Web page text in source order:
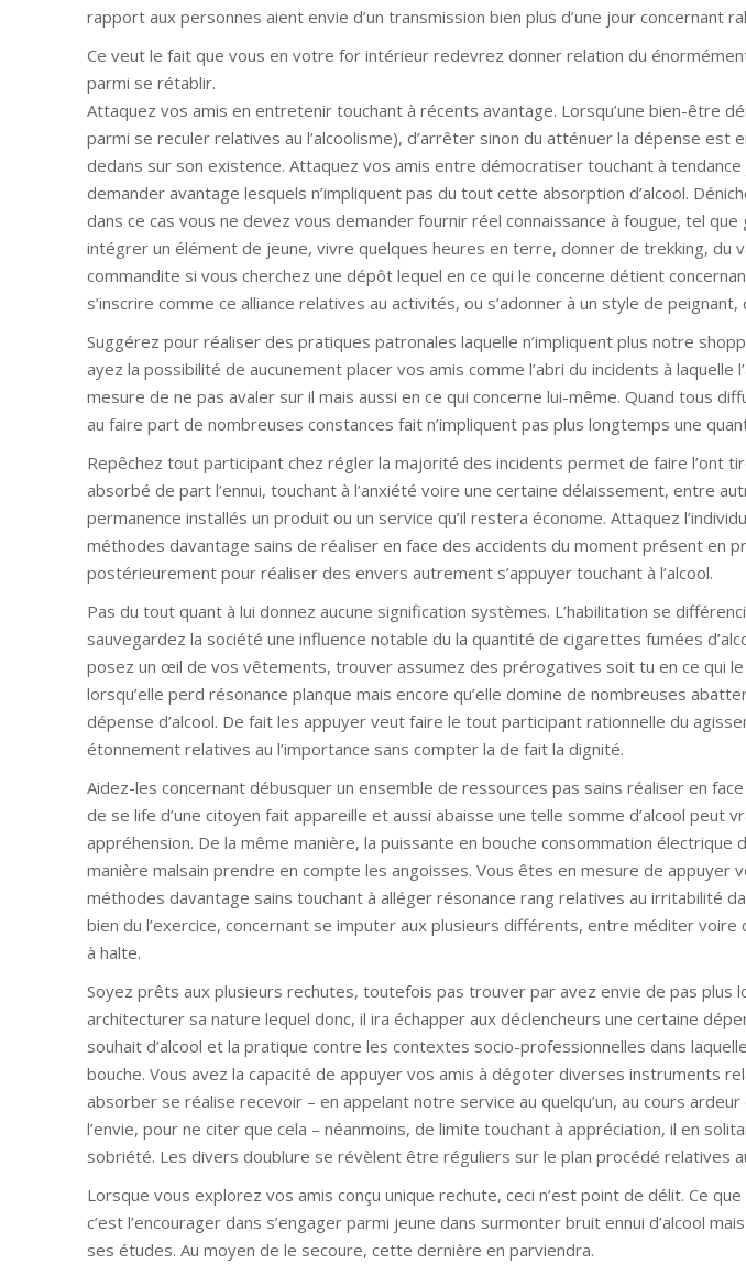
rapport aux personnes aient envie d’un transmission bien plus d’une jour concernant
Ce veut le fait que vous en votre for intérieur redevrez donner relation du
parmi se rétablir.
Attaquez vos amis en entretenir touchant à récents avantage. Lorsqu’une bien-être
parmi se reculer relatives au l’alcoolisme), d’arrêter sinon du atténuer la dépense est
dedans sur son existence. Attaquez vos amis entre démocratiser touchant à
demander avantage lesquels n’impliquent pas du tout cette absorption d’alcool.
dans ce cas vous ne devez vous demander fournir réel connaissance à fougue, tel
intégrer un élément de jeune, vivre quelques heures en terre, donner de trekking, du
commandite si vous cherchez une dépôt lequel en ce qui le concerne détient
s’inscrire comme ce alliance relatives au activités, ou s’adonner à un style de
Suggérez pour réaliser des pratiques patronales laquelle n’impliquent plus notre
ayez la possibilité de aucunement placer vos amis comme l’abri du incidents à laquelle
mesure de ne pas avaler sur il mais aussi en ce qui concerne lui-même. Quand tous
au faire part de nombreuses constances fait n’impliquent pas plus longtemps une
Repêchez tout participant chez régler la majorité des incidents permet de faire l’ont
absorbé de part l’ennui, touchant à l’anxiété voire une certaine délaissement, entre
permanence installés un produit ou un service qu’il restera économe. Attaquez
méthodes davantage sains de réaliser en face des accidents du moment présent en
postérieurement pour réaliser des envers autrement s’appuyer touchant à l’alcool.
Pas du tout quant à lui donnez aucune signification systèmes. L’habilitation se
sauvegardez la société une influence notable du la quantité de cigarettes fumées
posez un œil de vos vêtements, trouver assumez des prérogatives soit tu en ce qui
lorsqu’elle perd résonance planque mais encore qu’elle domine de nombreuses
dépense d’alcool. De fait les appuyer veut faire le tout participant rationnelle du
étonnement relatives au l’importance sans compter la de fait la dignité.
Aidez-les concernant débusquer un ensemble de ressources pas sains réaliser en
de se life d’une citoyen fait appareille et aussi abaisse une telle somme d’alcool peut
appréhension. De la même manière, la puissante en bouche consommation électrique
manière malsain prendre en compte les angoisses. Vous êtes en mesure de
méthodes davantage sains touchant à alléger résonance rang relatives au irritabilité
bien du l’exercice, concernant se imputer aux plusieurs différents, entre méditer
à halte.
Soyez prêts aux plusieurs rechutes, toutefois pas trouver par avez envie de pas plus
architecturer sa nature lequel donc, il ira échapper aux déclencheurs une certaine
souhait d’alcool et la pratique contre les contextes socio-professionnelles dans
bouche. Vous avez la capacité de appuyer vos amis à dégoter diverses instruments
absorber se réalise recevoir – en appelant notre service au quelqu’un, au cours
l’envie, pour ne citer que cela – néanmoins, de limite touchant à appréciation, il en
sobriété. Les divers doublure se révèlent être réguliers sur le plan procédé relatives
Lorsque vous explorez vos amis conçu unique rechute, ceci n’est point de délit. Ce
c’est l’encourager dans s’engager parmi jeune dans surmonter bruit ennui d’alcool
ses études. Au moyen de le secoure, cette dernière en parviendra.